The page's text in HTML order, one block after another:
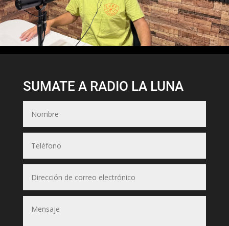
SUMATE A RADIO LA LUNA